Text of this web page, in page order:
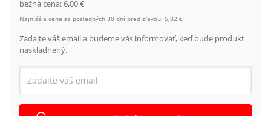
bežná cena:6,00 €
Najnižšia cena za posledných 30 dní pred zľavou: 5,82 €
Zadajte váš email a budeme vás informovať, keď bude produkt
naskladnený.